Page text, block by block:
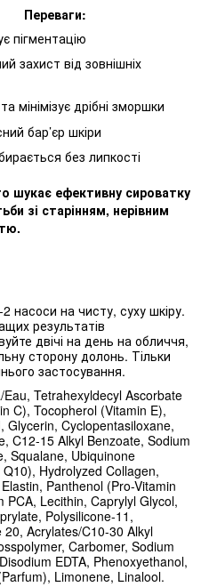
пігментацію
захист від зовнішніх
мінімізує дрібні зморшки
бар’єр шкіри
без липкості
шукає ефективну сироватку
зі старінням, нерівним
насоси на чисту, суху шкіру.
результатів
двічі на день на обличчя,
сторону долонь. Тільки
застосування.
Eau, Tetrahexyldecyl Ascorbate
C), Tocopherol (Vitamin E),
Glycerin, Cyclopentasiloxane,
C12-15 Alkyl Benzoate, Sodium
Squalane, Ubiquinone
Hydrolyzed Collagen,
Panthenol (Pro-Vitamin
PCA, Lecithin, Caprylyl Glycol,
Polysilicone-11,
20, Acrylates/C10-30 Alkyl
Carbomer, Sodium
EDTA, Phenoxyethanol,
Limonene, Linalool.